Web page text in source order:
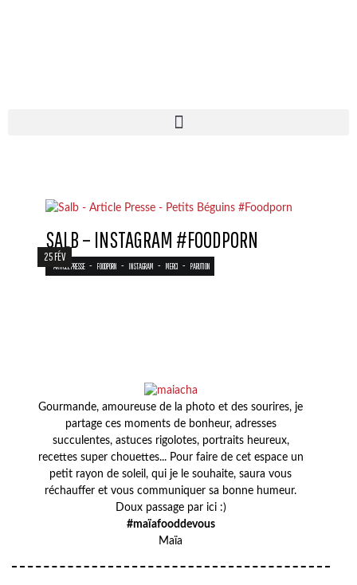
25 FÉV
SALB – INSTAGRAM #FOODPORN
ARTICLE PRESSE - FOODPORN - INSTAGRAM - MERCI - PARUTION
Gourmande, amoureuse de la photo et des sourires, je
partage ces moments de bonheur, adresses
succulentes, astuces rigolotes, portraits heureux,
recettes super chouettes... Pour faire de cet espace un
petit rayon de soleil, qui je le souhaite, saura vous
réchauffer et vous communiquer sa bonne humeur.
Doux passage par ici :)
#maïafooddevous
Maïa